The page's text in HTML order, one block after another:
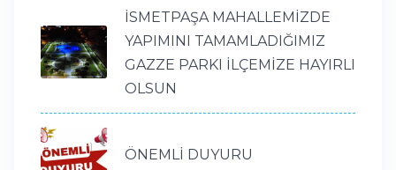
İSMETPAŞA MAHALLEMİZDE
YAPIMINI TAMAMLADIĞIMIZ
GAZZE PARKI İLÇEMİZE HAYIRLI
OLSUN
ÖNEMLİ DUYURU